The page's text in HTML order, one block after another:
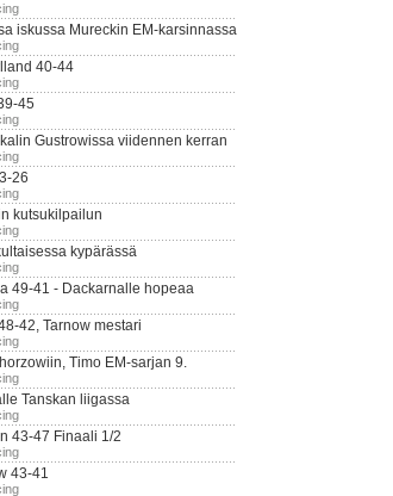
iskussa Mureckin EM-karsinnassa
40-44
45
Gustrowissa viidennen kerran
26
kutsukilpailun
kypärässä
49-41 - Dackarnalle hopeaa
42, Tarnow mestari
Timo EM-sarjan 9.
Tanskan liigassa
43-47 Finaali 1/2
43-41